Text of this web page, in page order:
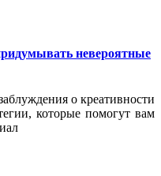
невероятные
о креативности
которые помогут вам